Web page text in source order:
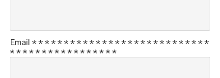
Email * * * * * * * * * * * * * * * * * * * * * * * * * * * *
* * * * * * * * * * * * * * * * *